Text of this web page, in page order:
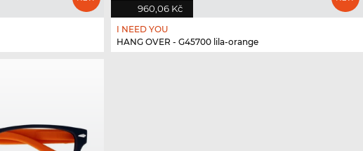
960,06 Kč
I NEED YOU
HANG OVER - G45700 lila-orange